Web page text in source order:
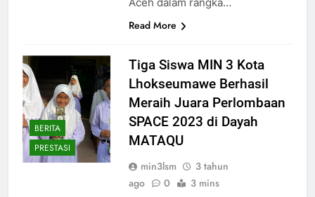
Read More
BERITA
PRESTASI
Tiga Siswa MIN 3 Kota
Lhokseumawe Berhasil
Meraih Juara Perlombaan
SPACE 2023 di Dayah
MATAQU
min3lsm
3 tahun
ago
0 3 mins